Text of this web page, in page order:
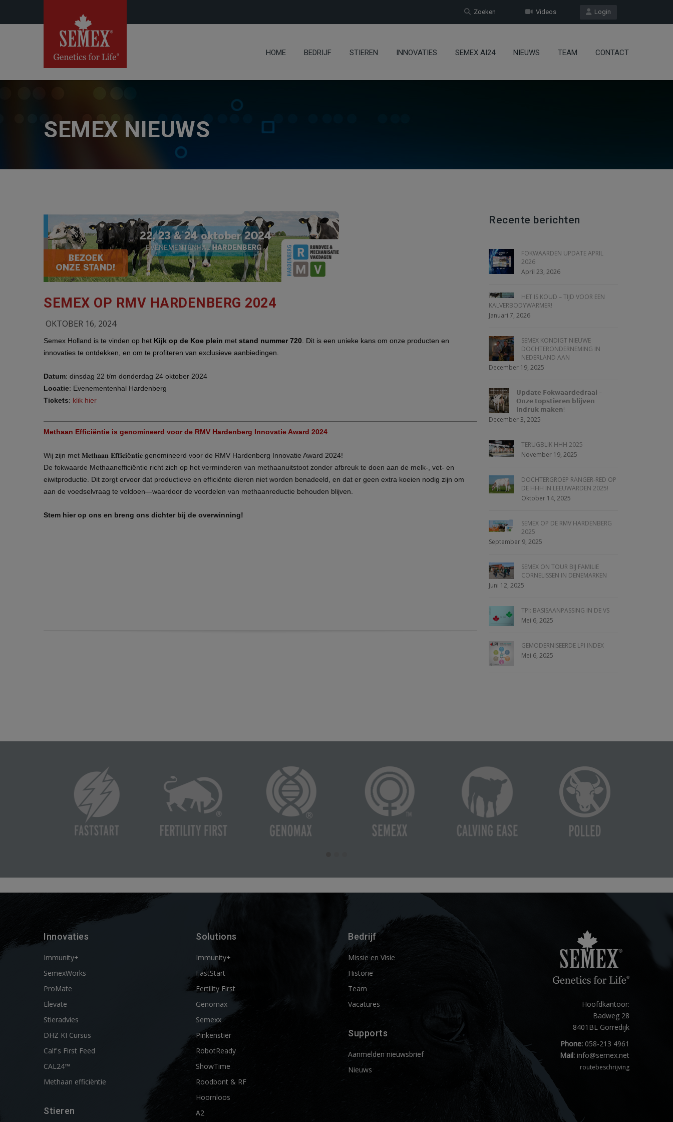
Login
Videos
Zoeken
HOME BEDRIJF STIEREN INNOVATIES SEMEX AI24 NIEUWS TEAM CONTACT
SEMEX NIEUWS
SEMEX OP RMV HARDENBERG 2024
OKTOBER 16, 2024
Semex Holland is te vinden op het Kijk op de Koe plein met stand nummer 720 . Dit is een unieke kans om onze producten en
innovaties te ontdekken, en om te profiteren van exclusieve aanbiedingen.
Datum: dinsdag 22 t/m donderdag 24 oktober 2024
Locatie: Evenementenhal Hardenberg
Tickets: klik hier
Methaan Efficiëntie is genomineerd voor de RMV Hardenberg Innovatie Award 2024
Wij zijn met 𝐌𝐞𝐭𝐡𝐚𝐚𝐧 𝐄𝐟𝐟𝐢𝐜𝐢ë𝐧𝐭𝐢𝐞 genomineerd voor de RMV Hardenberg Innovatie Award 2024!
De fokwaarde Methaanefficiëntie richt zich op het verminderen van methaanuitstoot zonder afbreuk te doen aan de melk-, vet- en
eiwitproductie. Dit zorgt ervoor dat productieve en efficiënte dieren niet worden benadeeld, en dat er geen extra koeien nodig zijn om
aan de voedselvraag te voldoen—waardoor de voordelen van methaanreductie behouden blijven.
Stem hier op ons en breng ons dichter bij de overwinning!
Recente berichten
FOKWAARDEN UPDATE APRIL
2026
April 23, 2026
HET IS KOUD – TIJD VOOR EEN
KALVERBODYWARMER!
Januari 7, 2026
SEMEX KONDIGT NIEUWE
DOCHTERONDERNEMING IN
NEDERLAND AAN
December 19, 2025
𝗨𝗽𝗱𝗮𝘁𝗲 𝗙𝗼𝗸𝘄𝗮𝗮𝗿𝗱𝗲𝗱𝗿𝗮𝗮𝗶 –
𝗢𝗻𝘇𝗲 𝘁𝗼𝗽𝘀𝘁𝗶𝗲𝗿𝗲𝗻 𝗯𝗹𝗶𝗷𝘃𝗲𝗻
𝗶𝗻𝗱𝗿𝘂𝗸 𝗺𝗮𝗸𝗲𝗻!
December 3, 2025
TERUGBLIK HHH 2025
November 19, 2025
DOCHTERGROEP RANGER-RED OP
DE HHH IN LEEUWARDEN 2025!
Oktober 14, 2025
SEMEX OP DE RMV HARDENBERG
2025
September 9, 2025
SEMEX ON TOUR BIJ FAMILIE
CORNELISSEN IN DENEMARKEN
Juni 12, 2025
TPI: BASISAANPASSING IN DE VS
Mei 6, 2025
GEMODERNISEERDE LPI INDEX
Mei 6, 2025
Innovaties
Immunity+
SemexWorks
ProMate
Elevate
Stieradvies
DHZ KI Cursus
Calf's First Feed
CAL24™
Methaan efficiëntie
Stieren
Solutions
Immunity+
FastStart
Fertility First
Genomax
Semexx
Pinkenstier
RobotReady
ShowTime
Roodbont & RF
Hoornloos
A2
Bedrijf
Missie en Visie
Historie
Team
Vacatures
Supports
Aanmelden nieuwsbrief
Nieuws
Hoofdkantoor:
Badweg 28
8401BL Gorredijk
Phone:058-213 4961
Mail: info@semex.net
routebeschrijving